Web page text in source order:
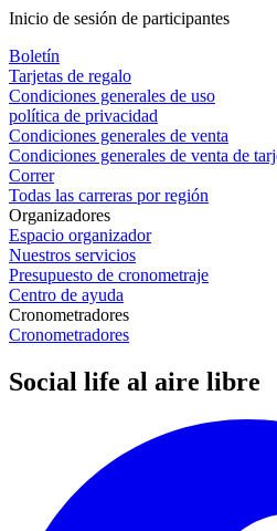
Inicio de sesión de participantes
Boletín
Tarjetas de regalo
Condiciones generales de uso
política de privacidad
Condiciones generales de venta
Condiciones generales de venta de
Correr
Todas las carreras por región
Organizadores
Espacio organizador
Nuestros servicios
Presupuesto de cronometraje
Centro de ayuda
Cronometradores
Cronometradores
Social life al aire libre